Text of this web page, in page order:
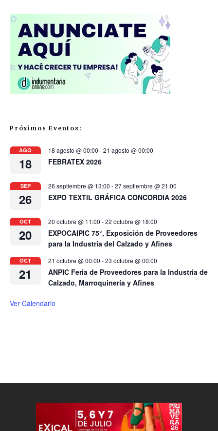
Próximos Eventos:
AGO
18
18 agosto @ 00:00 -21 agosto @ 00:00
FEBRATEX 2026
SEP
26
26 septiembre @ 13:00 -27 septiembre @ 21:00
EXPO TEXTIL GRÁFICA CONCORDIA 2026
OCT
20
20 octubre @ 11:00 -22 octubre @ 18:00
EXPOCAIPIC 75°, Exposición de Proveedores
para la Industria del Calzado y Afines
OCT
21
21 octubre @ 00:00 -23 octubre @ 00:00
ANPIC Feria de Proveedores para la Industria de
Calzado, Marroquinería y Afines
Ver Calendario